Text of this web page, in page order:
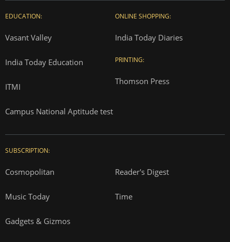
EDUCATION:
Vasant Valley
India Today Education
ITMI
Campus National Aptitude test
ONLINE SHOPPING:
India Today Diaries
PRINTING:
Thomson Press
SUBSCRIPTION:
Cosmopolitan Reader's Digest
Music Today Time
Gadgets & Gizmos